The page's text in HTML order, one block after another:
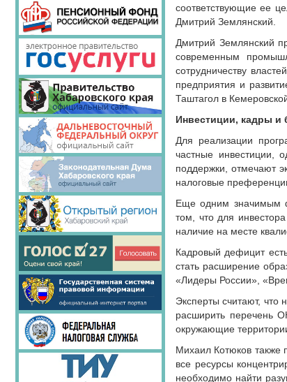
соответствующие ее
Дмитрий Землянский.
Дмитрий Землянский
современным
сотрудничеству
предприятия и
Таштагол в
Инвестиции, кадры
Для реализации
частные инвестиции,
поддержки, отмечают
налоговые
Еще одним значимым
том, что для
наличие на месте
Кадровый дефицит
стать расширение
«Лидеры России»,
Эксперты считают, что
расширить перечень
окружающие
Михаил Котюков также
все ресурсы
необходимо найти